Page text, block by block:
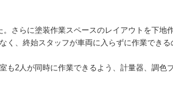
さらに塗装作業スペースのレイアウトを下
、終始スタッフが車両に入らずに作業できる
2人が同時に作業できるよう、計量器、調色